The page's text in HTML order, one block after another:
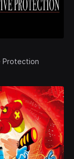
Protection